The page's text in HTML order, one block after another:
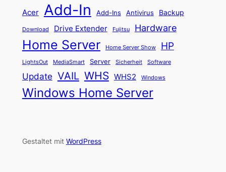
Acer Add-In Add-Ins Antivirus Backup
Download Drive Extender Fujitsu Hardware
Home Server Home Server Show HP
LightsOut MediaSmart Server Sicherheit Software
Update VAIL WHS WHS2 Windows
Windows Home Server
Gestaltet mit WordPress